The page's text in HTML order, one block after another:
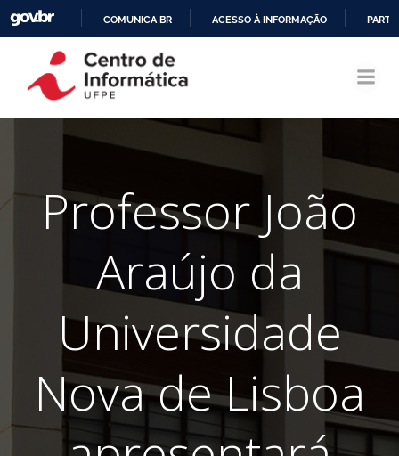
CONTEÚDO
COMUNICA BR ACESSO À INFORMAÇÃO
Professor João
Araújo da
Universidade
Nova de Lisboa